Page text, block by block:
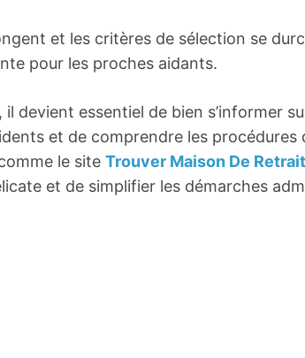
et les critères de sélection se
pour les proches aidants.
devient essentiel de bien s’informer
et de comprendre les procédures
le site Trouver Maison De
et de simplifier les démarches